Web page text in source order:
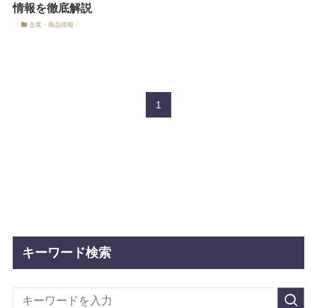
情報を徹底解説
企業・商品情報
1
キーワード検索